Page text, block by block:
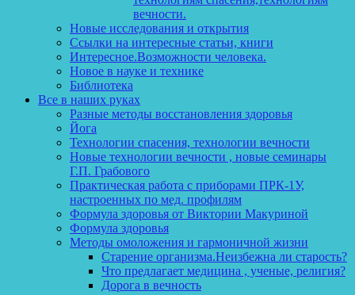
вечности.
Новые исследования и открытия
Ссылки на интересные статьи, книги
Интересное.Возможности человека.
Новое в науке и технике
Библиотека
Все в наших руках
Разные методы восстановления здоровья
Йога
Технологии спасения, технологии вечности
Новые технологии вечности , новые семинары
Г.П. Грабового
Практическая работа с приборами ПРК-1У,
настроенных по мед. профилям
Формула здоровья от Виктории Макуриной
Формула здоровья
Методы омоложения и гармоничной жизни
Старение организма.Неизбежна ли старость?
Что предлагает медицина , ученые, религия?
Дорога в вечность